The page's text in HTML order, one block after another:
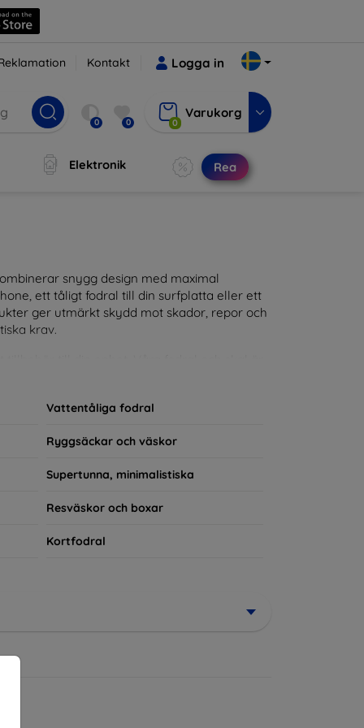
Kontakt Logga in
0 0 0
Varukorg
Elektronik Rea
snygg design med maximal
ett tåligt fodral till din surfplatta eller ett
ger utmärkt skydd mot skador, repor och
krav.
del av din vardagsoutfit. För teknikälskare
Vattentåliga fodral
Ryggsäckar och väskor
Supertunna, minimalistiska
Resväskor och boxar
Kortfodral